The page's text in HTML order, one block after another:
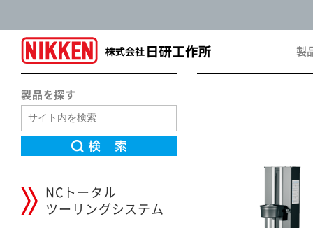
製
製品を探す
NCトータル
ツーリングシステム